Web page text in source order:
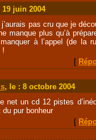
19 juin 2004
pas cru que je
manque plus qu’à
à l’appel (de la
!
[
, le : 8 octobre 2004
net un cd 12 pistes
pur bonheur
[